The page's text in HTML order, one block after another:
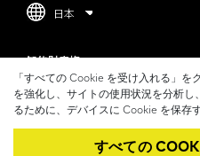
G
T
I
O
F
O
O
知的財産権
プライバシーポリシー
日本
「すべての Cookie を受け入れる」を
を強化し、サイトの使用状況を分析
るために、デバイスに Cookie を保存
すべての